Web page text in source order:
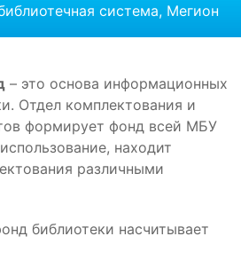
система, Мегион
– это основа информационных
Отдел комплектования и
формирует фонд всей МБУ
находит
различными
библиотеки насчитывает